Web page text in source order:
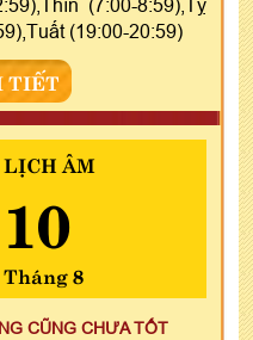
(7:00-8:59),Tỵ
(19:00-20:59)
TIẾT
LỊCH ÂM
10
Tháng 8
CŨNG CHƯA TỐT